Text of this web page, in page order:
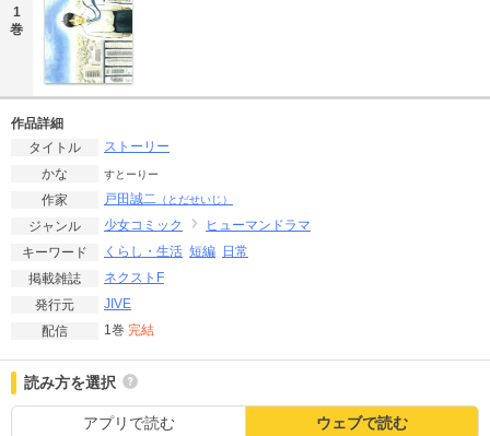
1
巻
作品詳細
タイトル
ストーリー
かな
すとーりー
作家 戸田誠二 （とだせいじ）
ジャンル 少女コミック
ヒューマンドラマ
キーワード
くらし・生活 短編 日常
掲載雑誌
ネクストF
発行元
JIVE
配信
1巻 完結
読み方を選択
アプリで読む ウェブで読む